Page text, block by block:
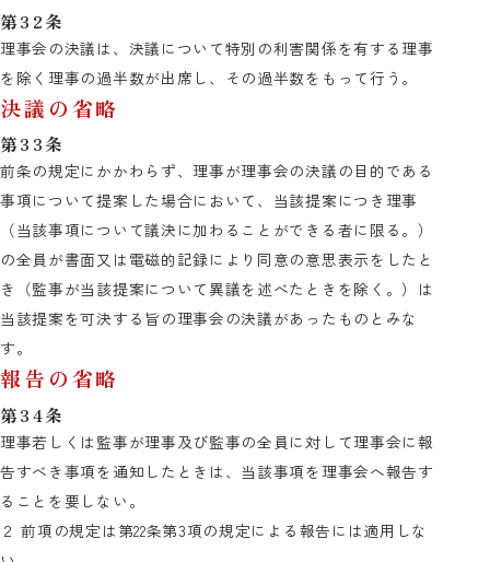
第32条
理事会の決議は、決議について特別の利害関係を有する理事
を除く理事の過半数が出席し、その過半数をもって行う。
決議の省略
第33条
前条の規定にかかわらず、理事が理事会の決議の目的である
事項について提案した場合において、当該提案につき理事
（当該事項について議決に加わることができる者に限る。）
の全員が書面又は電磁的記録により同意の意思表示をしたと
き（監事が当該提案について異議を述べたときを除く。）は
当該提案を可決する旨の理事会の決議があったものとみな
す。
報告の省略
第34条
理事若しくは監事が理事及び監事の全員に対して理事会に報
告すべき事項を通知したときは、当該事項を理事会へ報告す
ることを要しない。
２ 前項の規定は第22条第3項の規定による報告には適用しな